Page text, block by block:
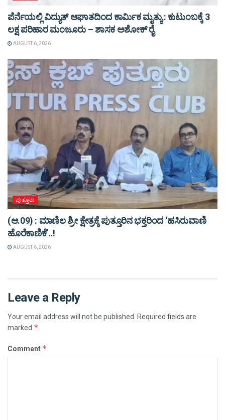
ಪೆರ್ನೆಯಲ್ಲಿ ವಿದ್ಯುತ್ ಆಘಾತದಿಂದ ಕಾರ್ಮಿಕ ಮೃತ್ಯು : ಕುಟುಂಬಕ್ಕೆ 3
ಲಕ್ಷ ಪರಿಹಾರ ಮಂಜೂರು – ಶಾಸಕ ಅಶೋಕ್ ರೈ
AUGUST 6, 2026
ಪುತ್ತೂರು
(ಆ.09) : ಮಾಣಿಲ ಶ್ರೀ ಕ್ಷೇತ್ರಕ್ಕೆ ಪುತ್ತೂರಿನ ಭಕ್ತರಿಂದ ‘ಹಸಿರುವಾಣಿ
ಹೊರೆಕಾಣಿಕೆ’..!
AUGUST 6, 2026
Leave a Reply
Your email address will not be published. Required fields are
marked *
Comment *